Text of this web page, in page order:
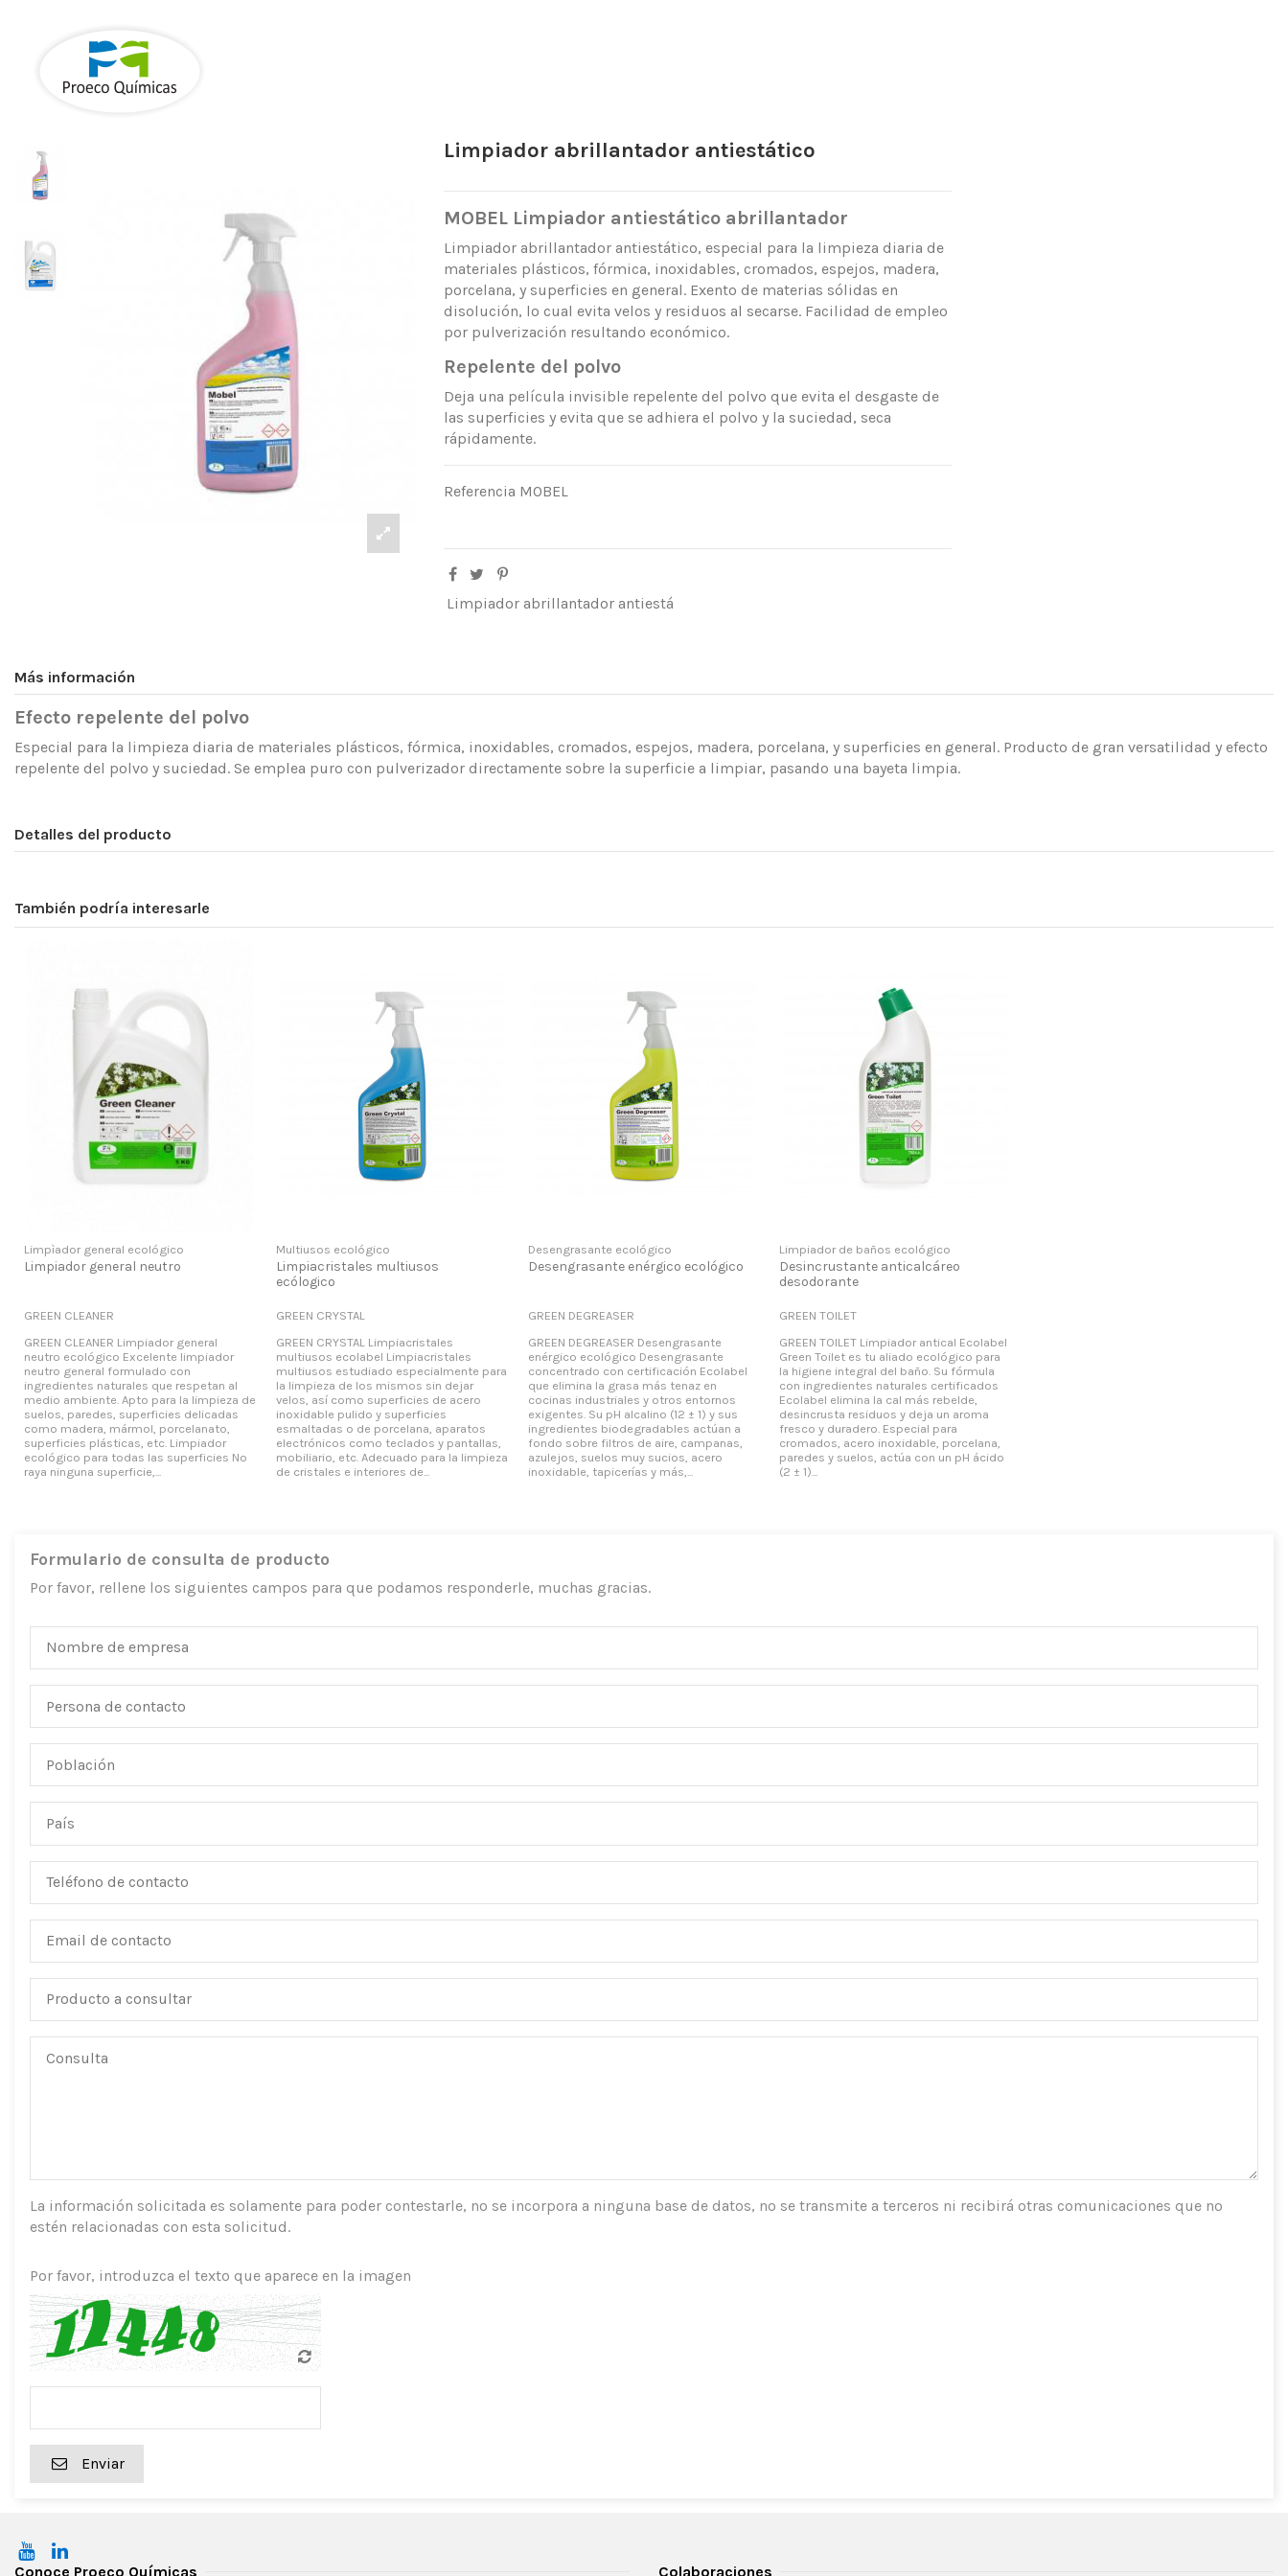
Limpiador abrillantador antiestático
MOBEL Limpiador antiestático abrillantador
Limpiador abrillantador antiestático, especial para la limpieza diaria de
materiales plásticos, fórmica, inoxidables, cromados, espejos, madera,
porcelana, y superficies en general. Exento de materias sólidas en
disolución, lo cual evita velos y residuos al secarse. Facilidad de empleo
por pulverización resultando económico.
Repelente del polvo
Deja una película invisible repelente del polvo que evita el desgaste de
las superficies y evita que se adhiera el polvo y la suciedad, seca
rápidamente.
Referencia MOBEL
Limpiador abrillantador antiestá
Más información
Efecto repelente del polvo
Especial para la limpieza diaria de materiales plásticos, fórmica, inoxidables, cromados, espejos, madera, porcelana, y superficies en general. Producto de gran versatilidad y efecto
repelente del polvo y suciedad. Se emplea puro con pulverizador directamente sobre la superficie a limpiar, pasando una bayeta limpia.
Detalles del producto
También podría interesarle
Limpìador general ecológico
Limpiador general neutro
GREEN CLEANER
GREEN CLEANER Limpiador general
neutro ecológico Excelente limpiador
neutro general formulado con
ingredientes naturales que respetan al
medio ambiente. Apto para la limpieza de
suelos, paredes, superficies delicadas
como madera, mármol, porcelanato,
superficies plásticas, etc. Limpiador
ecológico para todas las superficies No
raya ninguna superficie,...
Multiusos ecológico
Limpiacristales multiusos
ecólogico
GREEN CRYSTAL
GREEN CRYSTAL Limpiacristales
multiusos ecolabel Limpiacristales
multiusos estudiado especialmente para
la limpieza de los mismos sin dejar
velos, así como superficies de acero
inoxidable pulido y superficies
esmaltadas o de porcelana, aparatos
electrónicos como teclados y pantallas,
mobiliario, etc. Adecuado para la limpieza
de cristales e interiores de...
Desengrasante ecológico
Desengrasante enérgico ecológico
GREEN DEGREASER
GREEN DEGREASER Desengrasante
enérgico ecológico Desengrasante
concentrado con certificación Ecolabel
que elimina la grasa más tenaz en
cocinas industriales y otros entornos
exigentes. Su pH alcalino (12 ± 1) y sus
ingredientes biodegradables actúan a
fondo sobre filtros de aire, campanas,
azulejos, suelos muy sucios, acero
inoxidable, tapicerías y más,...
Limpiador de baños ecológico
Desincrustante anticalcáreo
desodorante
GREEN TOILET
GREEN TOILET Limpiador antical Ecolabel
Green Toilet es tu aliado ecológico para
la higiene integral del baño. Su fórmula
con ingredientes naturales certificados
Ecolabel elimina la cal más rebelde,
desincrusta residuos y deja un aroma
fresco y duradero. Especial para
cromados, acero inoxidable, porcelana,
paredes y suelos, actúa con un pH ácido
(2 ± 1)...
Formulario de consulta de producto
Por favor, rellene los siguientes campos para que podamos responderle, muchas gracias.
La información solicitada es solamente para poder contestarle, no se incorpora a ninguna base de datos, no se transmite a terceros ni recibirá otras comunicaciones que no
estén relacionadas con esta solicitud.
Por favor, introduzca el texto que aparece en la imagen
Enviar
Conoce Proeco Químicas Colaboraciones